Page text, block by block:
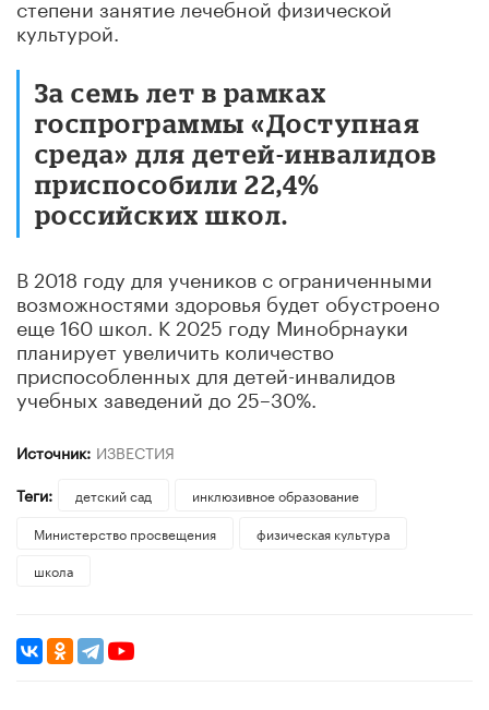
степени занятие лечебной физической
культурой.
За семь лет в рамках
госпрограммы «Доступная
среда» для детей-инвалидов
приспособили 22,4%
российских школ.
В 2018 году для учеников с ограниченными
возможностями здоровья будет обустроено
еще 160 школ. К 2025 году Минобрнауки
планирует увеличить количество
приспособленных для детей-инвалидов
учебных заведений до 25–30%.
Источник: ИЗВЕСТИЯ
Теги:
детский сад
инклюзивное образование
Министерство просвещения
физическая культура
школа